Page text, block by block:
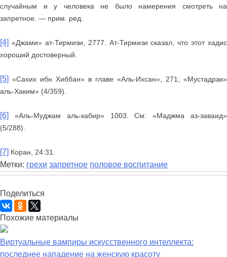
случайным и у человека не было намерения смотреть на
запретное. — прим. ред.
[4] «Джами» ат-Тирмизи, 2777. Ат-Тирмизи сказал, что этот хадис
хороший достоверный.
[5] «Сахих ибн Хиббан» в главе «Аль-Ихсан», 271; «Мустадрак»
аль-Хаким» (4/359).
[6]
«Аль-Муджам аль-кабир» 1003. См: «Маджма аз-заваид»
(5/288).
[7] Коран, 24:31.
Метки: грехи запретное половое воспитание
Поделиться
Похожие материалы
Виртуальные вампиры искусственного интеллекта:
последнее нападение на женскую красоту